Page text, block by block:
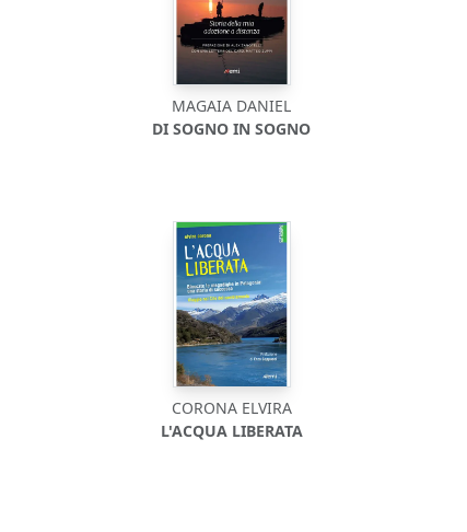
MAGAIA DANIEL
DI SOGNO IN SOGNO
CORONA ELVIRA
L'ACQUA LIBERATA